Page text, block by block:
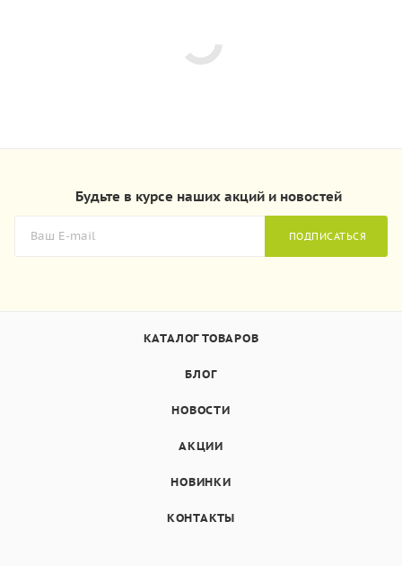
Будьте в курсе наших акций и новостей
ПОДПИСАТЬСЯ
КАТАЛОГ ТОВАРОВ
БЛОГ
НОВОСТИ
АКЦИИ
НОВИНКИ
КОНТАКТЫ